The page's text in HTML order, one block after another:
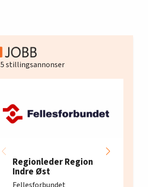
5stillingsannonser
Regionleder Region
Indre Øst